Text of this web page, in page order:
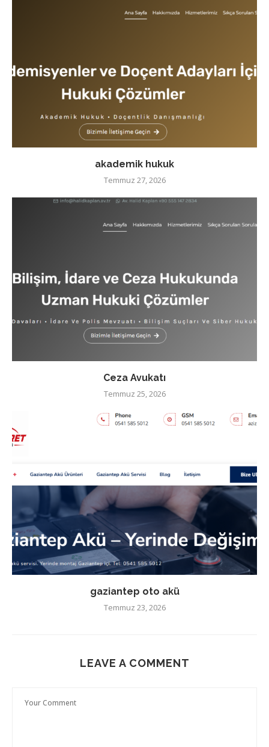
akademik hukuk
Temmuz 27, 2026
Ceza Avukatı
Temmuz 25, 2026
gaziantep oto akü
Temmuz 23, 2026
LEAVE A COMMENT